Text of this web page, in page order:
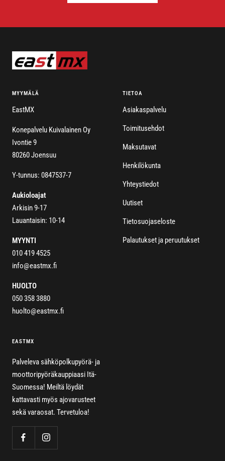
MYYMÄLÄ
EastMX
Konepalvelu Kuivalainen Oy
Ivontie 9
80260 Joensuu
Y-tunnus: 0847537-7
Aukioloajat
Arkisin 9-17
Lauantaisin: 10-14
MYYNTI
010 419 4525
info@eastmx.fi
HUOLTO
050 358 3880
huolto@eastmx.fi
TIETOA
Asiakaspalvelu
Toimitusehdot
Maksutavat
Henkilökunta
Yhteystiedot
Uutiset
Tietosuojaseloste
Palautukset ja peruutukset
EASTMX
Palveleva sähköpolkupyörä- ja
moottoripyöräkauppiaasi Itä-
Suomessa! Meiltä löydät
kattavasti myös ajovarusteet
sekä varaosat. Tervetuloa!